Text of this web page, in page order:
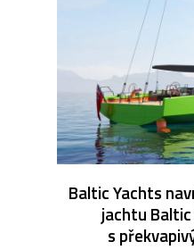
Baltic Yachts
jachtu
s